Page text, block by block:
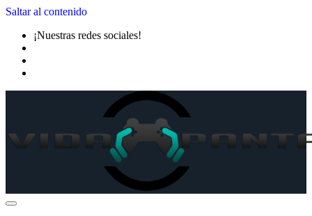
Saltar al contenido
¡Nuestras redes sociales!